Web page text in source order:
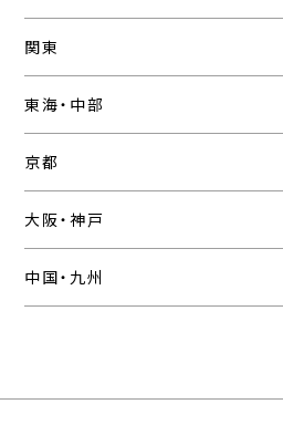
関東
東海・中部
京都
大阪・神戸
中国・九州